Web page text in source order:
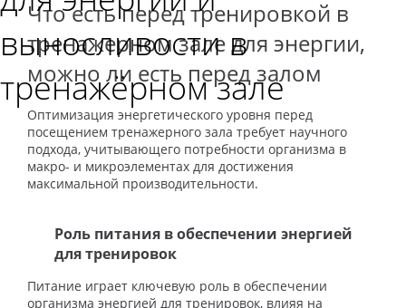
выносливости в
тренажёрном зале
Что есть перед тренировкой в
тренажерном зале для энергии,
можно ли есть перед залом
Оптимизация энергетического уровня перед
посещением тренажерного зала требует научного
подхода, учитывающего потребности организма в
макро- и микроэлементах для достижения
максимальной производительности.
Роль питания в обеспечении энергией
для тренировок
Питание играет ключевую роль в обеспечении
организма энергией для тренировок, влияя на